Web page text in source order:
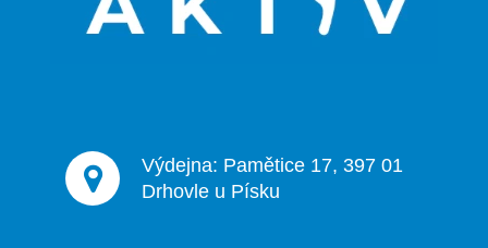
Výdejna: Pamětice 17, 397 01
Drhovle u Písku